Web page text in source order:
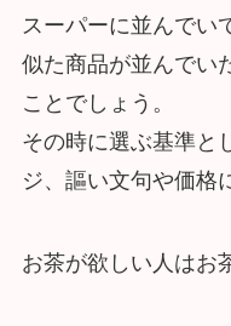
スーパーに並んでい
似た商品が並んでい
ことでしょう。
その時に選ぶ基準と
ジ、謳い文句や価格
お茶が欲しい人はお